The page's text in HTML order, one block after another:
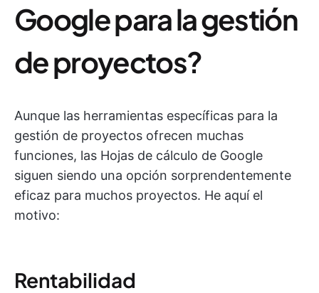
Google para la gestión
de proyectos?
Aunque las herramientas específicas para la
gestión de proyectos ofrecen muchas
funciones, las Hojas de cálculo de Google
siguen siendo una opción sorprendentemente
eficaz para muchos proyectos. He aquí el
motivo:
Rentabilidad